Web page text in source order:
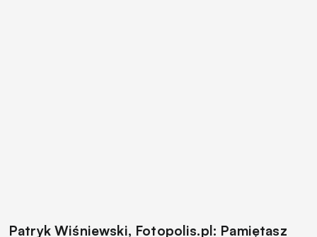
Patryk Wiśniewski, Fotopolis.pl: Pamiętasz